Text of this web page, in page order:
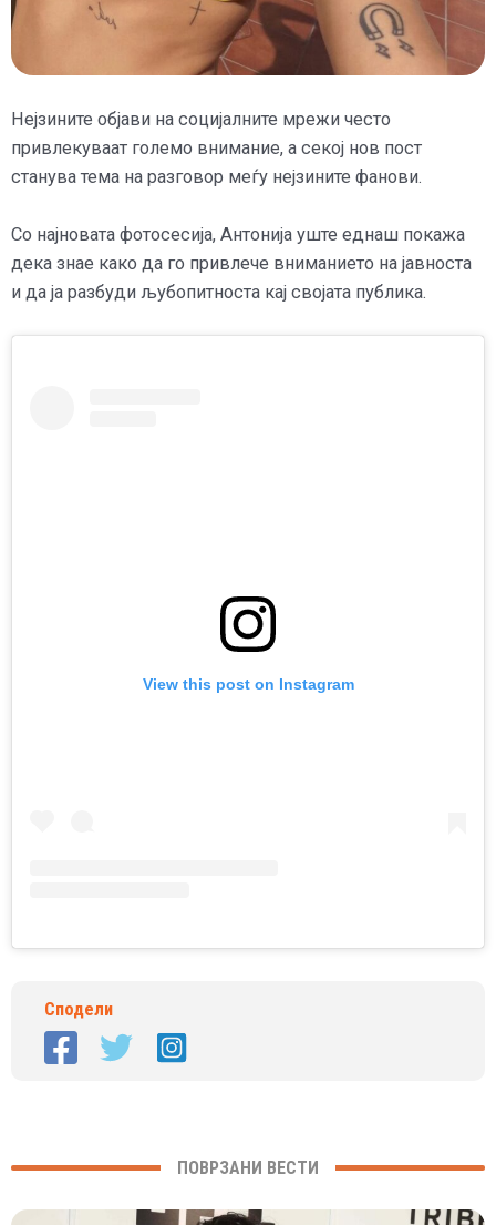
Нејзините објави на социјалните мрежи често
привлекуваат големо внимание, а секој нов пост
станува тема на разговор меѓу нејзините фанови.
Со најновата фотосесија, Антонија уште еднаш покажа
дека знае како да го привлече вниманието на јавноста
и да ја разбуди љубопитноста кај својата публика.
View this post on Instagram
Сподели
ПОВРЗАНИ ВЕСТИ